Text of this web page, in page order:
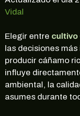
Vidal
Elegir entre cultivo
las decisiones
producir cáñamo
influye
ambiental, la
asumes durante